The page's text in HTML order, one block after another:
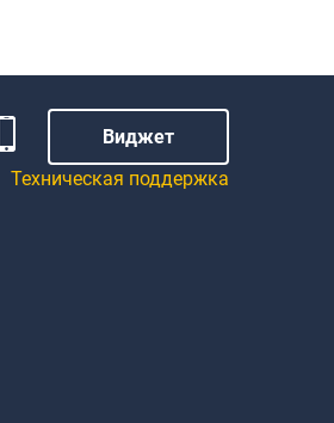
Виджет
Техническая поддержка